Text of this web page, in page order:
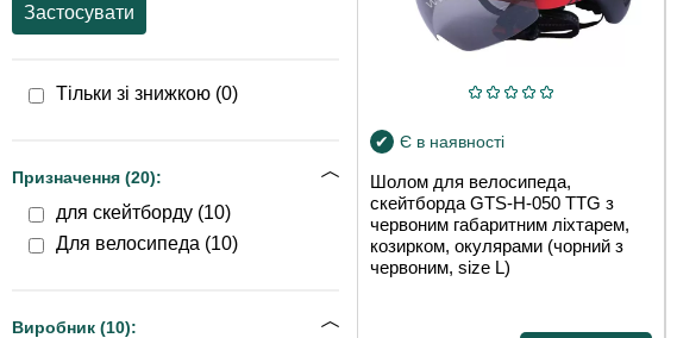
Застосувати
Тільки зі знижкою (0)
Призначення (20):
для скейтборду (10)
Для велосипеда (10)
Виробник (10):
Є в наявності
Шолом для велосипеда,
скейтборда GTS-H-050 TTG з
червоним габаритним ліхтарем,
козирком, окулярами (чорний з
червоним, size L)